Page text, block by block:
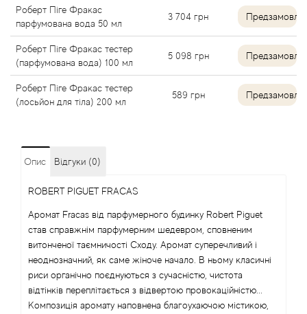
Роберт Піге Фракас
парфумована вода 50 мл
3 704 грн
Роберт Піге Фракас тестер
(парфумована вода) 100 мл
5 098 грн
Роберт Піге Фракас тестер
(лосьйон для тіла) 200 мл
589 грн
Опис Відгуки (0)
ROBERT PIGUET FRACAS
Аромат Fracas від парфумерного будинку Robert Piguet
став справжнім парфумерним шедевром, сповненим
витонченої таємничості Сходу. Аромат суперечливий і
неоднозначний, як саме жіноче начало. В ньому класичні
риси органічно поєднуються з сучасністю, чистота
відтінків переплітається з відвертою провокаційністю...
Композиція аромату наповнена благоухаючою містикою,
Andre L'Arom
Angel Schlesser
Anima Mundi
Annayake
Anne Fontaine
Annick Goutal
Antonia's Flowers
Antonio Banderas